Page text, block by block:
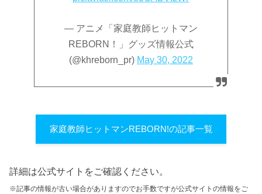
— アニメ「家庭教師ヒットマン
REBORN！」グッズ情報公式
(@khreborn_pr) May 30, 2022
家庭教師ヒットマンREBORN!の記事一覧
詳細は公式サイトをご確認ください。
※記事の情報が古い場合がありますのでお手数ですが公式サイトの情報をご